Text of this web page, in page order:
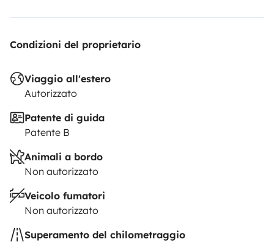
Condizioni del proprietario
Viaggio all'estero
Autorizzato
Patente di guida
Patente B
Animali a bordo
Non autorizzato
Veicolo fumatori
Non autorizzato
Superamento del chilometraggio